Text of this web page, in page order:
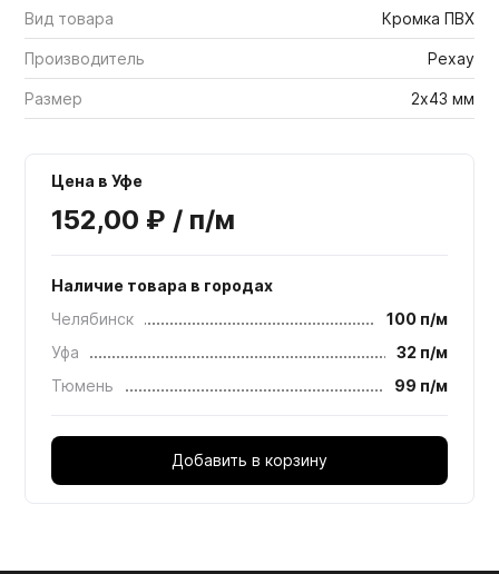
Вид товара Кромка ПВХ
Производитель Рехау
Размер 2х43 мм
Цена в Уфе
152,00 ₽ / п/м
Наличие товара в городах
Челябинск
100 п/м
Уфа
32 п/м
Тюмень
99 п/м
Добавить в корзину